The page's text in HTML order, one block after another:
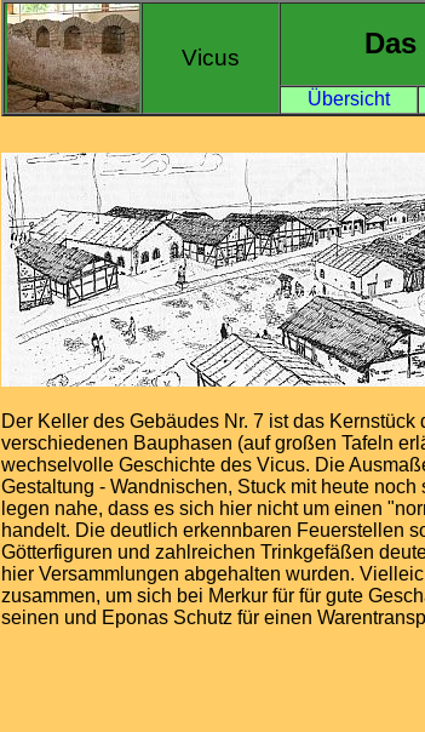
Vicus
Übersicht
Der Keller des Gebäudes Nr. 7 ist das Kernstück
verschiedenen Bauphasen (auf großen Tafeln
wechselvolle Geschichte des Vicus. Die
Gestaltung - Wandnischen, Stuck mit heute noch
legen nahe, dass es sich hier nicht um einen
handelt. Die deutlich erkennbaren Feuerstellen
Götterfiguren und zahlreichen Trinkgefäßen
hier Versammlungen abgehalten wurden.
zusammen, um sich bei Merkur für für gute
seinen und Eponas Schutz für einen